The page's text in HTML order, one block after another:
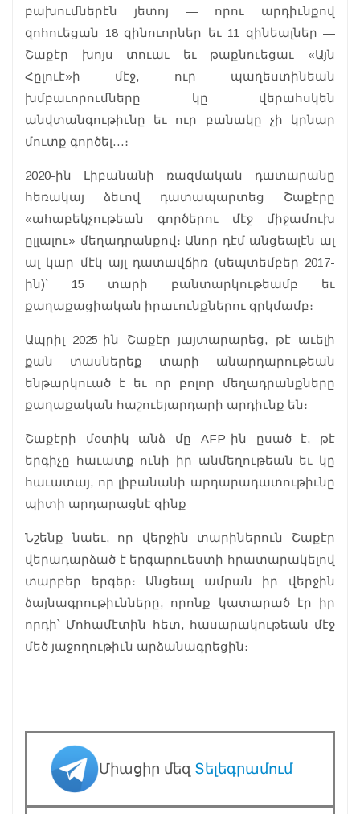
բախումներէն յետոյ — որու արդիւնքով
զոհուեցան 18 զինուորներ եւ 11 զինեալներ —
Շաքէր խոյս տուաւ եւ թաքնուեցաւ «Այն
Հըլուէ»ի մէջ, ուր պաղեստինեան
խմբաւորումները կը վերահսկեն
անվտանգութիւնը եւ ուր բանակը չի կրնար
մուտք գործել…։
2020-ին Լիբանանի ռազմական դատարանը
հեռակայ ձեւով դատապարտեց Շաքէրը
«ահաբեկչութեան գործերու մէջ միջամուխ
ըլլալու» մեղադրանքով։ Անոր դէմ անցեալէն ալ
ալ կար մէկ այլ դատավճիռ (սեպտեմբեր 2017-
ին)՝ 15 տարի բանտարկութեամբ եւ
քաղաքացիական իրաւունքներու զրկմամբ։
Ապրիլ 2025-ին Շաքէր յայտարարեց, թէ աւելի
քան տասներեք տարի անարդարութեան
ենթարկուած է եւ որ բոլոր մեղադրանքները
քաղաքական հաշուեյարդարի արդիւնք են։
Շաքէրի մօտիկ անձ մը AFP-ին ըսած է, թէ
երգիչը հաւատք ունի իր անմեղութեան եւ կը
հաւատայ, որ լիբանանի արդարադատութիւնը
պիտի արդարացնէ զինք
Նշենք նաեւ, որ վերջին տարիներուն Շաքէր
վերադարձած է երգարուեստի հրատարակելով
տարբեր երգեր։ Անցեալ ամրան իր վերջին
ձայնագրութիւնները, որոնք կատարած էր իր
որդի՝ Մոհամէտին հետ, հասարակութեան մէջ
մեծ յաջողութիւն արձանագրեցին։
Միացիր մեզ Տելեգրամում